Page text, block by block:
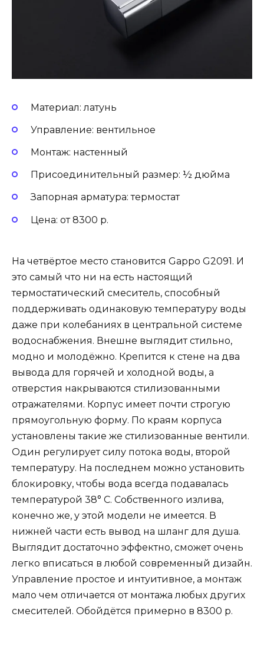
Материал: латунь
Управление: вентильное
Монтаж: настенный
Присоединительный размер: ½ дюйма
Запорная арматура: термостат
Цена: от 8300 р.
На четвёртое место становится Gappo G2091. И
это самый что ни на есть настоящий
термостатический смеситель, способный
поддерживать одинаковую температуру воды
даже при колебаниях в центральной системе
водоснабжения. Внешне выглядит стильно,
модно и молодёжно. Крепится к стене на два
вывода для горячей и холодной воды, а
отверстия накрываются стилизованными
отражателями. Корпус имеет почти строгую
прямоугольную форму. По краям корпуса
установлены такие же стилизованные вентили.
Один регулирует силу потока воды, второй
температуру. На последнем можно установить
блокировку, чтобы вода всегда подавалась
температурой 38° С. Собственного излива,
конечно же, у этой модели не имеется. В
нижней части есть вывод на шланг для душа.
Выглядит достаточно эффектно, сможет очень
легко вписаться в любой современный дизайн.
Управление простое и интуитивное, а монтаж
мало чем отличается от монтажа любых других
смесителей. Обойдётся примерно в 8300 р.